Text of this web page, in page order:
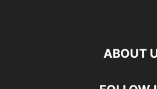
ABOUT